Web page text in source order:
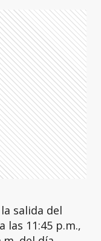
salida del
las 11:45 p.m.,